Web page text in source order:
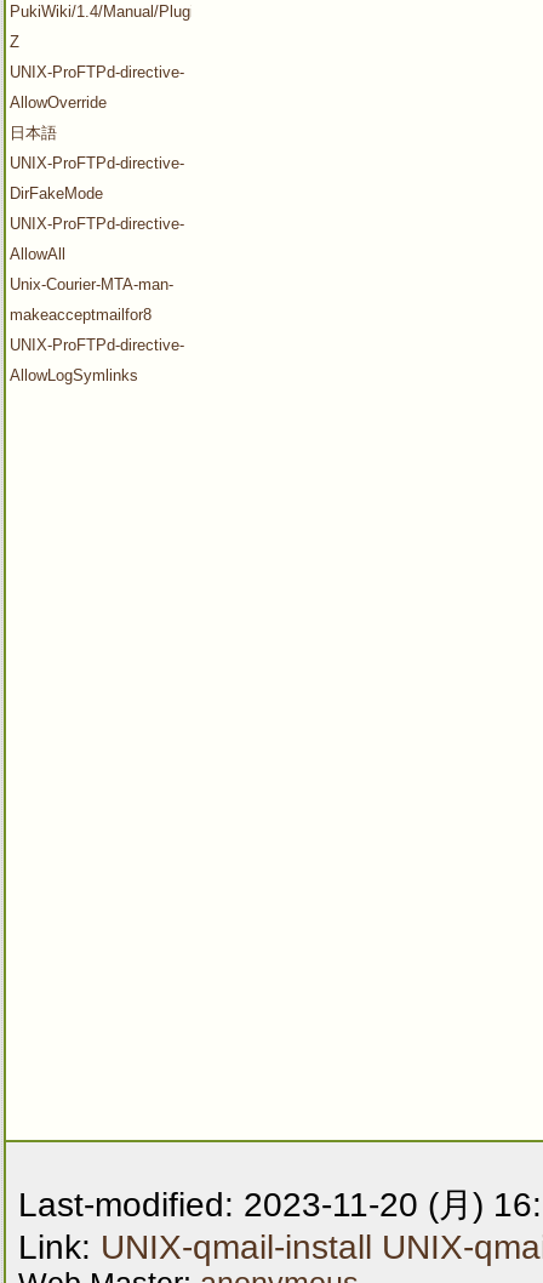
PukiWiki/1.4/Manual/Plugin/V-
Z
UNIX-ProFTPd-directive-
AllowOverride
日本語
UNIX-ProFTPd-directive-
DirFakeMode
UNIX-ProFTPd-directive-
AllowAll
Unix-Courier-MTA-man-
makeacceptmailfor8
UNIX-ProFTPd-directive-
AllowLogSymlinks
Last-modified: 2023-11-20 (月)
Link: UNIX-qmail-install UNIX-